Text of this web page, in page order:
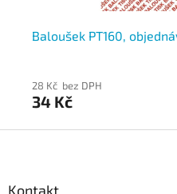
Baloušek PT160,
28 Kč bez DPH
34 Kč
Kontakt